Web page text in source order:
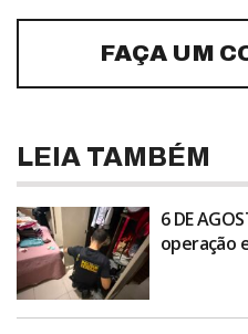
FAÇA UM
LEIA TAMBÉM
6 DE
operação